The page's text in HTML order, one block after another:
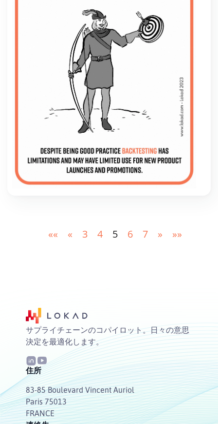
«« « 3 4 5 6 7 » »»
サプライチェーンのコパイロット。日々の意思
決定を最適化します。
住所
83-85 Boulevard Vincent Auriol
Paris 75013
FRANCE